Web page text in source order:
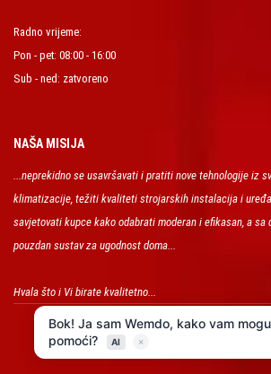
Radno vrijeme:
Pon - pet: 08:00 - 16:00
Sub - ned: zatvoreno
NAŠA MISIJA
...neprekidno se usavršavati i pratiti nove tehnologije iz
klimatizacije, težiti kvaliteti strojarskih instalacija i
savjetovati kupce kako odabrati moderan i efikasan, a sa
pouzdan sustav za ugodnost doma...
Hvala što i Vi birate kvalitetno...
FRIGOSAN d.o.o. © Copyright 2026. All Rights Reserved.